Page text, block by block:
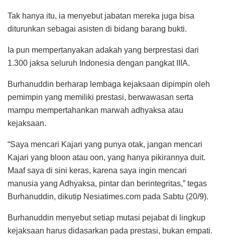
Tak hanya itu, ia menyebut jabatan mereka juga bisa
diturunkan sebagai asisten di bidang barang bukti.
Ia pun mempertanyakan adakah yang berprestasi dari
1.300 jaksa seluruh Indonesia dengan pangkat IIIA.
Burhanuddin berharap lembaga kejaksaan dipimpin oleh
pemimpin yang memiliki prestasi, berwawasan serta
mampu mempertahankan marwah adhyaksa atau
kejaksaan.
“Saya mencari Kajari yang punya otak, jangan mencari
Kajari yang bloon atau oon, yang hanya pikirannya duit.
Maaf saya di sini keras, karena saya ingin mencari
manusia yang Adhyaksa, pintar dan berintegritas,” tegas
Burhanuddin, dikutip Nesiatimes.com pada Sabtu (20/9).
Burhanuddin menyebut setiap mutasi pejabat di lingkup
kejaksaan harus didasarkan pada prestasi, bukan empati.